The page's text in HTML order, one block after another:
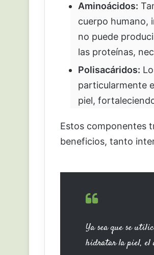
Aminoácidos:
cuerpo humano,
no puede
las proteínas,
Polisacáridos:
particularmente
piel,
Estos componentes
beneficios, tanto
Ya sea que se
hidratar la piel, el